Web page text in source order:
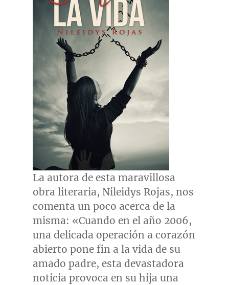
La autora de esta maravillosa
obra literaria, Nileidys Rojas, nos
comenta un poco acerca de la
misma: «Cuando en el año 2006,
una delicada operación a corazón
abierto pone fin a la vida de su
amado padre, esta devastadora
noticia provoca en su hija una